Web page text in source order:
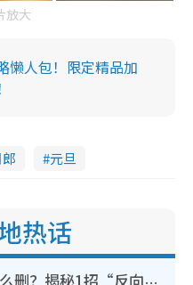
放大
懒人包！限定精品加
元旦
热话